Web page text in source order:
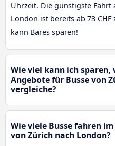
Uhrzeit. Die günstigste Fahrt
London ist bereits ab 73
kann Bares sparen!
Wie viel kann ich sparen,
Angebote für Busse von
vergleiche?
Wie viele Busse fahren
von Zürich nach London?